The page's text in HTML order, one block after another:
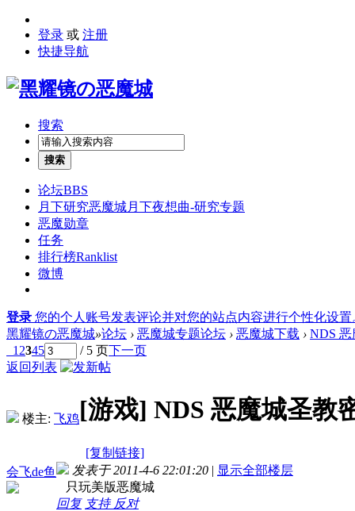
登录 或 注册
快捷导航
搜索
搜索
论坛BBS
月下研究恶魔城月下夜想曲-研究专题
恶魔勋章
任务
排行榜Ranklist
微博
登录 您的个人账号发表评论并对您的站点内容进行个性化设置
黑耀镜の恶魔城»论坛 › 恶魔城专题论坛 › 恶魔城下载 › NDS
1 2345 / 5 页下一页
返回列表
楼主: 飞鸡[游戏] NDS 恶魔城圣教
[复制链接]
会飞de鱼
发表于 2011-4-6 22:01:20 | 显示全部楼层
只玩美版恶魔城
回复 支持 反对